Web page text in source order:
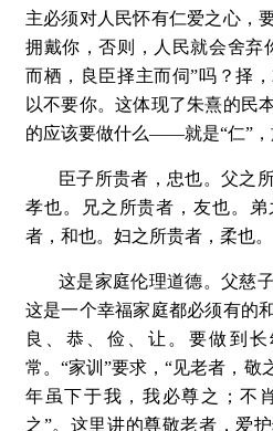
主必须对人民怀有仁爱之心，
拥戴你，否则，人民就会舍弃
而栖，良臣择主而伺”吗？择
以不要你。这体现了朱熹的民
的应该要做什么——就是“仁”，
臣子所贵者，忠也。父之
孝也。兄之所贵者，友也。
者，和也。妇之所贵者，柔也。
这是家庭伦理道德。父慈
这是一个幸福家庭都必须有的
良、恭、俭、让。要做到
常。“家训”要求，“见老者，敬
年虽下于我，我必尊之；不
之”。这里讲的尊敬老者，爱